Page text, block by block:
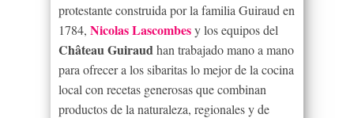
protestante construida por la familia Guiraud en
1784, Nicolas Lascombesy los equipos del
Château Guiraudhan trabajado mano a mano
para ofrecer a los sibaritas lo mejor de la cocina
local con recetas generosas que combinan
productos de la naturaleza, regionales y de